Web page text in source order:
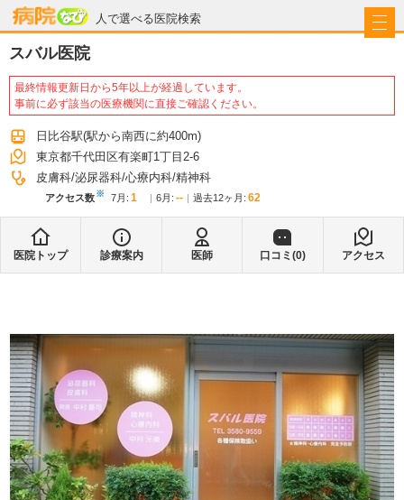
人で選べる医院検索
病院なび
スバル医院
最終情報更新日から5年以上が経過しています。
事前に必ず該当の医療機関に直接ご確認ください。
日比谷駅(駅から南西に約400m)
東京都千代田区有楽町1丁目2-6
皮膚科 泌尿器科 心療内科 精神科
アクセス数※ 7月 : 1 6月 : -- 過去12ヶ月: 62
医院トップ 診療案内 医師 口コミ(0) アクセス